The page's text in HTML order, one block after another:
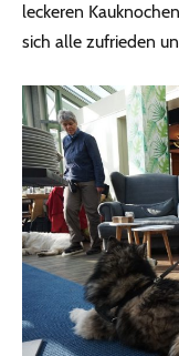
leckeren
sich alle zufrieden